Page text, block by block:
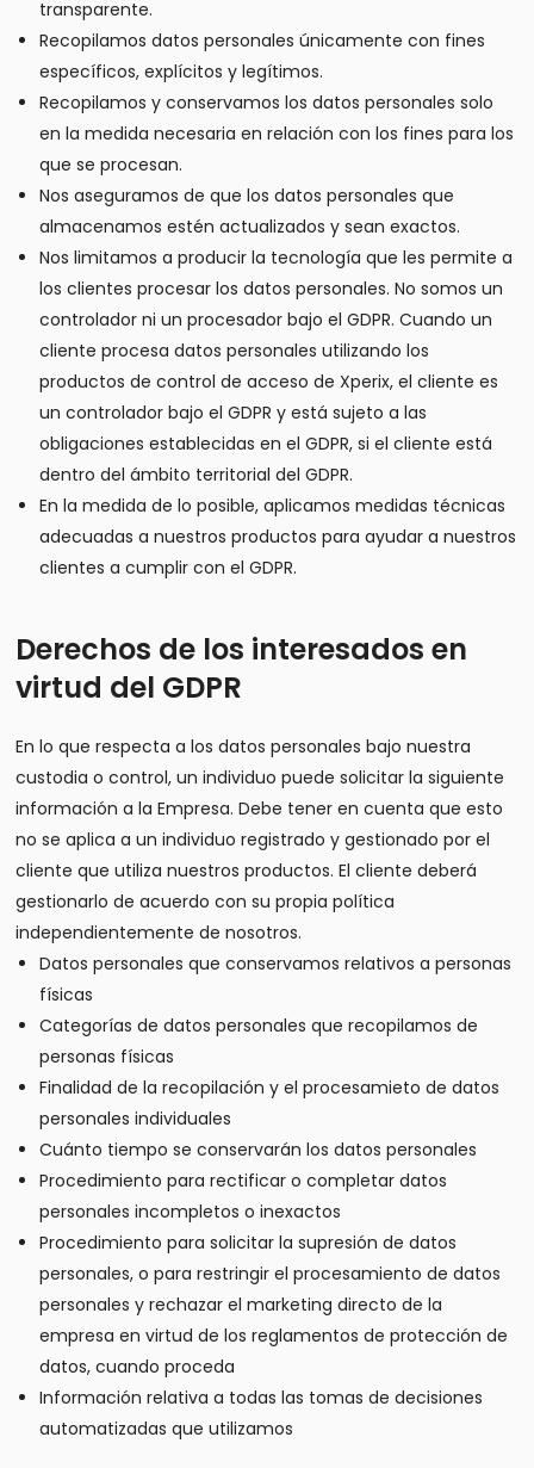
transparente.
Recopilamos datos personales únicamente con fines
específicos, explícitos y legítimos.
Recopilamos y conservamos los datos personales solo
en la medida necesaria en relación con los fines para los
que se procesan.
Nos aseguramos de que los datos personales que
almacenamos estén actualizados y sean exactos.
Nos limitamos a producir la tecnología que les permite a
los clientes procesar los datos personales. No somos un
controlador ni un procesador bajo el GDPR. Cuando un
cliente procesa datos personales utilizando los
productos de control de acceso de Xperix, el cliente es
un controlador bajo el GDPR y está sujeto a las
obligaciones establecidas en el GDPR, si el cliente está
dentro del ámbito territorial del GDPR.
En la medida de lo posible, aplicamos medidas técnicas
adecuadas a nuestros productos para ayudar a nuestros
clientes a cumplir con el GDPR.
Derechos de los interesados en
virtud del GDPR
En lo que respecta a los datos personales bajo nuestra
custodia o control, un individuo puede solicitar la siguiente
información a la Empresa. Debe tener en cuenta que esto
no se aplica a un individuo registrado y gestionado por el
cliente que utiliza nuestros productos. El cliente deberá
gestionarlo de acuerdo con su propia política
independientemente de nosotros.
Datos personales que conservamos relativos a personas
físicas
Categorías de datos personales que recopilamos de
personas físicas
Finalidad de la recopilación y el procesamieto de datos
personales individuales
Cuánto tiempo se conservarán los datos personales
Procedimiento para rectificar o completar datos
personales incompletos o inexactos
Procedimiento para solicitar la supresión de datos
personales, o para restringir el procesamiento de datos
personales y rechazar el marketing directo de la
empresa en virtud de los reglamentos de protección de
datos, cuando proceda
Información relativa a todas las tomas de decisiones
automatizadas que utilizamos